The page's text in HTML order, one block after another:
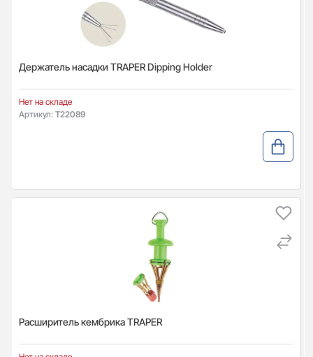
Держатель насадки TRAPER Dipping Holder
Нет на складе
Артикул: T22089
Расширитель кембрика TRAPER